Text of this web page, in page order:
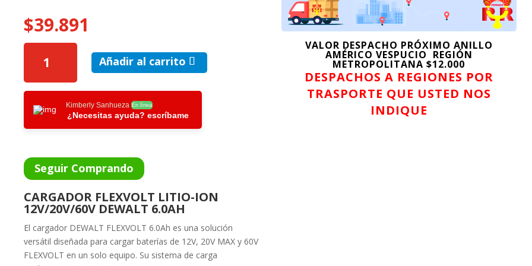
$39.891
CARGADOR
FLEXVOL
LITIO
ION
12V20V-
CANTIDAD
Añadir al carrito
Kimberly Sanhueza En línea
¿Necesitas ayuda? escríbame
Seguir Comprando
CARGADOR FLEXVOLT LITIO-ION
12V/20V/60V DEWALT 6.0AH
El cargador DEWALT FLEXVOLT 6.0Ah es una solución
versátil diseñada para cargar baterías de 12V, 20V MAX y 60V
FLEXVOLT en un solo equipo. Su sistema de carga
VALOR DESPACHO PRÓXIMO ANILLO
AMÉRICO VESPUCIO REGIÓN
METROPOLITANA $12.000
DESPACHOS A REGIONES POR
TRASPORTE QUE USTED NOS
INDIQUE
hasta
$30.149